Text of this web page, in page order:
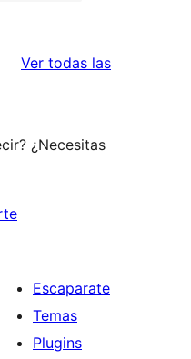
Ver todas las
¿Necesitas
Escaparate
Temas
Plugins